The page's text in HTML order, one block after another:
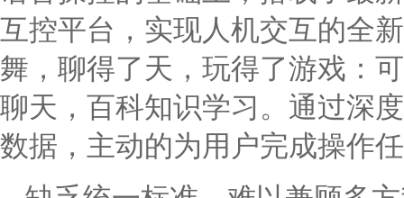
互控平台，实现人机交互的全
舞，聊得了天，玩得了游戏：
聊天，百科知识学习。通过深
数据，主动的为用户完成操作